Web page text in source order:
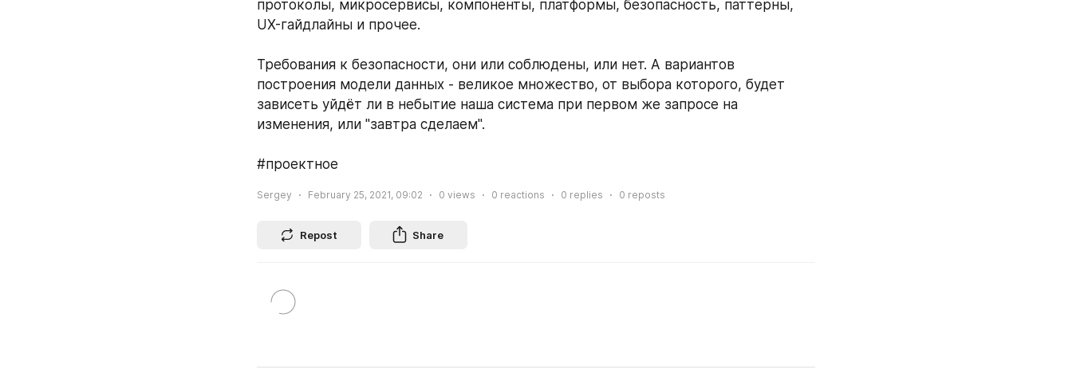
протоколы, микросервисы, компоненты, платформы, безопасность, паттерны,
UX-гайдлайны и прочее.
Требования к безопасности, они или соблюдены, или нет. А вариантов
построения модели данных - великое множество, от выбора которого, будет
зависеть уйдёт ли в небытие наша система при первом же запросе на
изменения, или "завтра сделаем".
#проектное
Sergey February 25, 2021, 09:02 0 views 0 reactions 0 replies 0 reposts
Repost Share